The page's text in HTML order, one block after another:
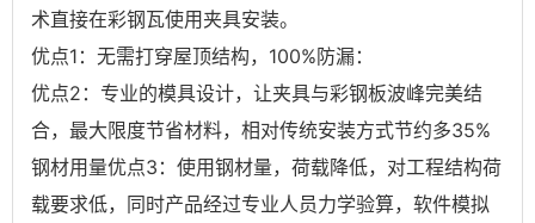
术直接在彩钢瓦使用夹具安装。
优点1：无需打穿屋顶结构，100%防漏：
优点2：专业的模具设计，让夹具与彩钢板波峰完美结
合，最大限度节省材料，相对传统安装方式节约多35%
钢材用量优点3：使用钢材量，荷载降低，对工程结构荷
载要求低，同时产品经过专业人员力学验算，软件模拟